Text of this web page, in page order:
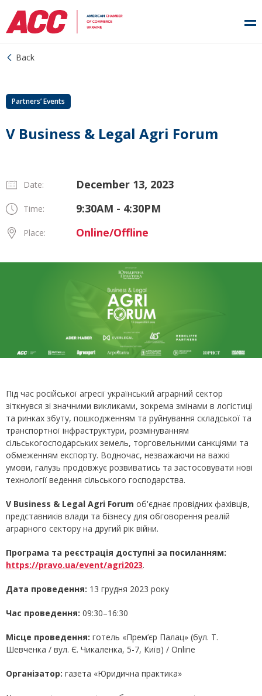
Back
Partners’ Events
V Business & Legal Agri Forum
Date: December 13, 2023
Time: 9:30AM - 4:30PM
Place: Online/Offline
Під час російської агресії український аграрний сектор
зіткнувся зі значними викликами, зокрема змінами в логістиці
та ринках збуту, пошкодженням та руйнування складської та
транспортної інфраструктури, розмінуванням
сільськогосподарських земель, торговельними санкціями та
обмеженням експорту. Водночас, незважаючи на важкі
умови, галузь продовжує розвиватись та застосовувати нові
технології ведення сільського господарства.
V Business & Legal Agri Forum об'єднає провідних фахівців,
представників влади та бізнесу для обговорення реалій
аграрного сектору на другий рік війни.
Програма та реєстрація доступні за посиланням:
https://pravo.ua/event/agri2023.
Дата проведення: 13 грудня 2023 року
Час проведення: 09:30–16:30
Місце проведення: готель «Прем’єр Палац» (бул. Т.
Шевченка / вул. Є. Чикаленка, 5-7, Київ) / Online
Організатор: газета «Юридична практика»